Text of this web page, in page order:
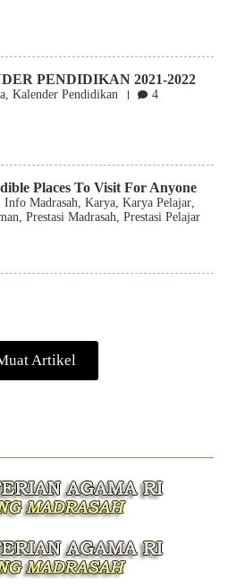
PENDIDIKAN 2021-2022
Kalender Pendidikan 4
Places To Visit For Anyone
Info Madrasah Karya Karya Pelajar
Prestasi Madrasah Prestasi Pelajar
Artikel